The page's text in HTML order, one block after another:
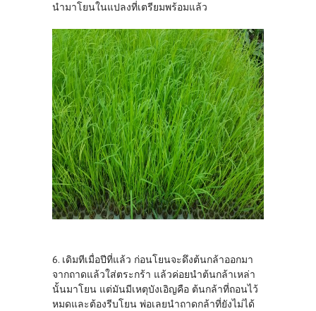
นำมาโยนในแปลงที่เตรียมพร้อมแล้ว
6. เดิมทีเมื่อปีที่แล้ว ก่อนโยนจะดึงต้นกล้าออกมา
จากถาดแล้วใส่ตระกร้า แล้วค่อยนำต้นกล้าเหล่า
นั้นมาโยน แต่มันมีเหตุบังเอิญคือ ต้นกล้าที่ถอนไว้
หมดและต้องรีบโยน พ่อเลยนำถาดกล้าที่ยังไม่ได้